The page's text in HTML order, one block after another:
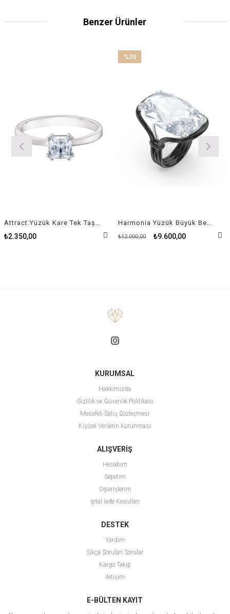
Benzer Ürünler
Attract:Yüzük Kare Tek Taş Beyaz, Rodyum Kaplama
₺2.350,00
Harmonia Yüzük Büyük Beyaz Kristal
₺9.600,00
₺12.000,00
%20
KURUMSAL
Hakkımızda
Gizlilik ve Güvenlik Politikası
Mesafeli Satış Sözleşmesi
Kişisel Verilerin Korunması
ALIŞVERİŞ
Hesabım
Sepetim
Siparişlerim
İptal İade Koşulları
DESTEK
Yardım
Sıkça Sorulan Sorular
Kargo Takip
İletişim
E-BÜLTEN KAYIT